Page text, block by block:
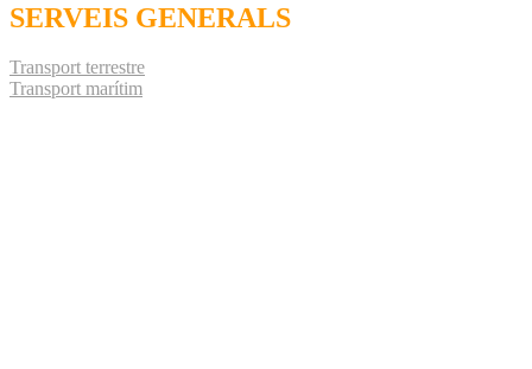
SERVEIS GENERALS
Transport terrestre
Transport marítim